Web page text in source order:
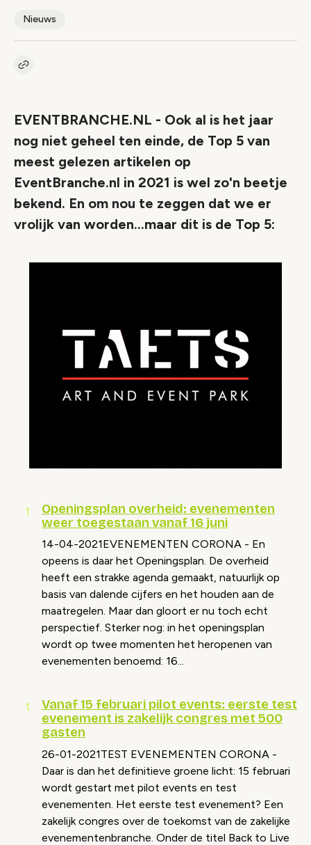
Nieuws
Kopieer link naar artikel
EVENTBRANCHE.NL - Ook al is het jaar
nog niet geheel ten einde, de Top 5 van
meest gelezen artikelen op
EventBranche.nl in 2021 is wel zo'n beetje
bekend. En om nou te zeggen dat we er
vrolijk van worden...maar dit is de Top 5:
Openingsplan overheid: evenementen
weer toegestaan vanaf 16 juni
14-04-2021EVENEMENTEN CORONA - En
opeens is daar het Openingsplan. De overheid
heeft een strakke agenda gemaakt, natuurlijk op
basis van dalende cijfers en het houden aan de
maatregelen. Maar dan gloort er nu toch echt
perspectief. Sterker nog: in het openingsplan
wordt op twee momenten het heropenen van
evenementen benoemd: 16...
Vanaf 15 februari pilot events: eerste test
evenement is zakelijk congres met 500
gasten
26-01-2021TEST EVENEMENTEN CORONA -
Daar is dan het definitieve groene licht: 15 februari
wordt gestart met pilot events en test
evenementen. Het eerste test evenement? Een
zakelijk congres over de toekomst van de zakelijke
evenementenbranche. Onder de titel Back to Live